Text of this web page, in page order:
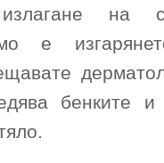
излагане на
е
бенките и